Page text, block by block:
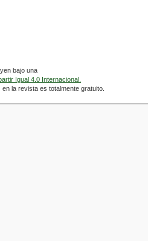
bajo una
Igual 4.0 Internacional.
la revista es totalmente gratuito.